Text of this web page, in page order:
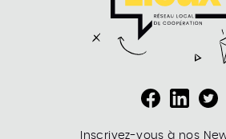
Inscrivez-vous à nos